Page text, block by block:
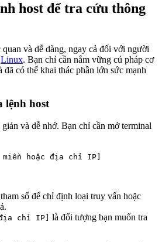
host để tra cứu thông
và dễ dàng, ngay cả đối với người
Linux. Bạn chỉ cần nắm vững cú pháp cơ
có thể khai thác phần lớn sức mạnh
lệnh host
và dễ nhớ. Bạn chỉ cần mở terminal
hoặc địa chỉ IP]
số để chỉ định loại truy vấn hoặc
chỉ IP]
là đối tượng bạn muốn tra